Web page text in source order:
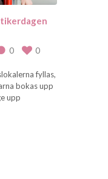
0 0
fyllas,
bokas upp
upp